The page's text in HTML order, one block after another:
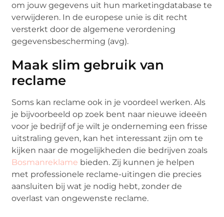
om jouw gegevens uit hun marketingdatabase te
verwijderen. In de europese unie is dit recht
versterkt door de algemene verordening
gegevensbescherming (avg).
Maak slim gebruik van
reclame
Soms kan reclame ook in je voordeel werken. Als
je bijvoorbeeld op zoek bent naar nieuwe ideeën
voor je bedrijf of je wilt je onderneming een frisse
uitstraling geven, kan het interessant zijn om te
kijken naar de mogelijkheden die bedrijven zoals
Bosmanreklame bieden. Zij kunnen je helpen
met professionele reclame-uitingen die precies
aansluiten bij wat je nodig hebt, zonder de
overlast van ongewenste reclame.